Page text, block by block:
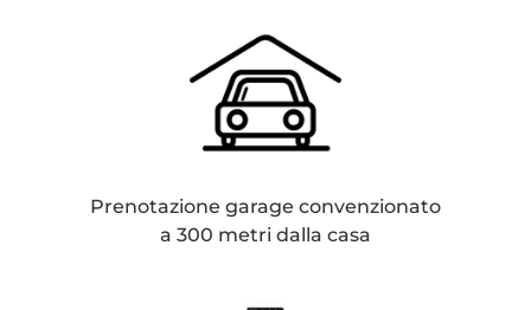
Prenotazione garage convenzionato
a 300 metri dalla casa